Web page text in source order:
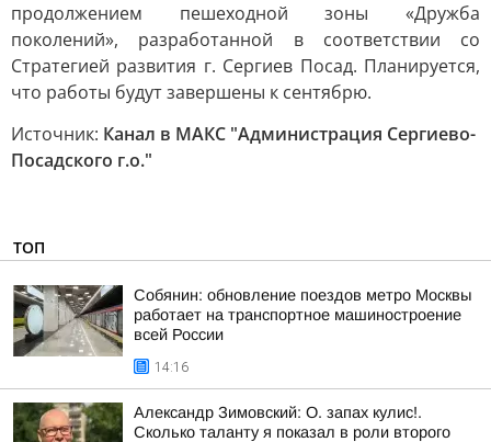
продолжением пешеходной зоны «Дружба
поколений», разработанной в соответствии со
Стратегией развития г. Сергиев Посад. Планируется,
что работы будут завершены к сентябрю.
Источник: Канал в МАКС "Администрация Сергиево-
Посадского г.о."
ТОП
Собянин: обновление поездов метро Москвы
работает на транспортное машиностроение
всей России
14:16
Александр Зимовский: О. запах кулис!.
Сколько таланту я показал в роли второго